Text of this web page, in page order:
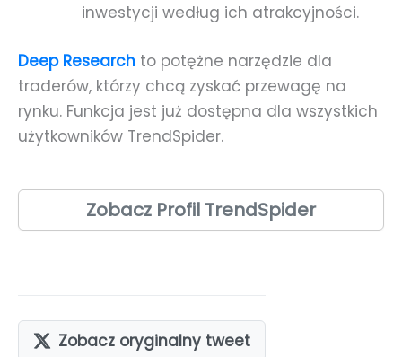
inwestycji według ich atrakcyjności.
Deep Research to potężne narzędzie dla
traderów, którzy chcą zyskać przewagę na
rynku. Funkcja jest już dostępna dla wszystkich
użytkowników TrendSpider.
Zobacz Profil TrendSpider
Zobacz oryginalny tweet